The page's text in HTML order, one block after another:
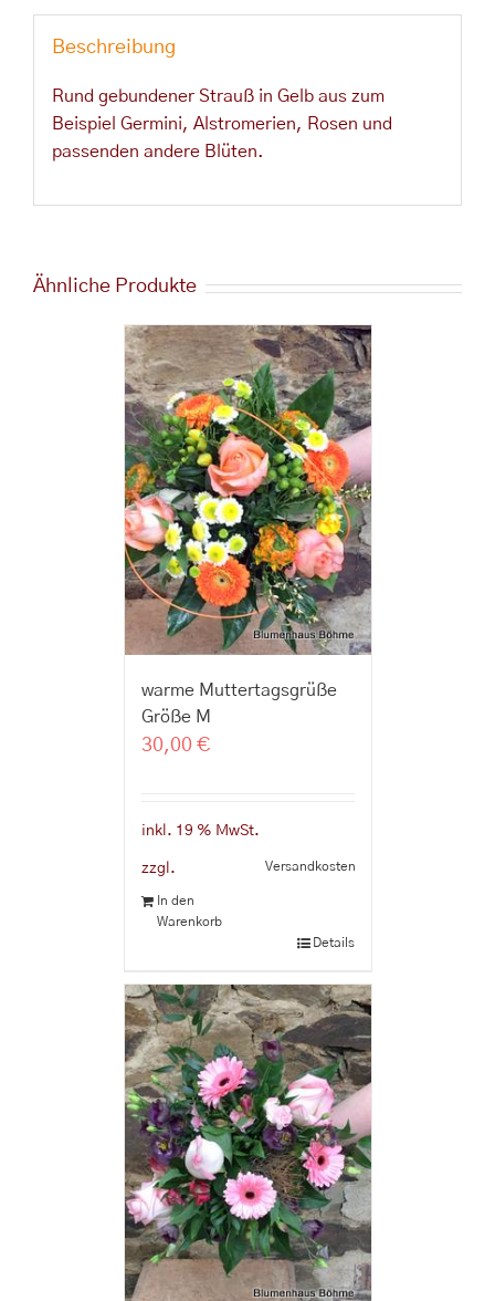
Beschreibung
Rund gebundener Strauß in Gelb aus zum
Beispiel Germini, Alstromerien, Rosen und
passenden andere Blüten.
Ähnliche Produkte
warme Muttertagsgrüße
Größe M
30,00 €
inkl. 19 % MwSt.
zzgl. Versandkosten
In den
Warenkorb
Details